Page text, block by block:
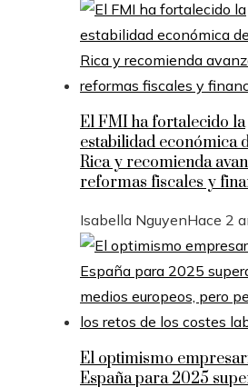
El FMI ha fortalecido la
estabilidad económica
Rica y recomienda
reformas fiscales y
Isabella NguyenHace 2
El optimismo
España para 2025